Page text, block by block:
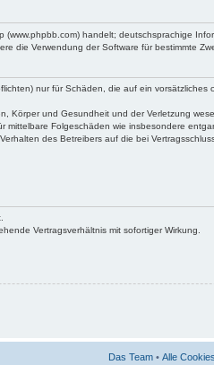
handelt; deutschsprachige
die Verwendung der Software für bestimmte
nur für Schäden, die auf ein
und Gesundheit und der Verletzung
Folgeschäden wie insbesondere
des Betreibers auf die bei
Vertragsverhältnis mit sofortiger Wirkung.
Das Team • Alle